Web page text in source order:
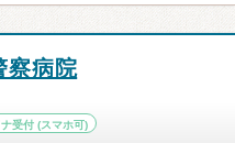
察病院
受付 (スマホ可)